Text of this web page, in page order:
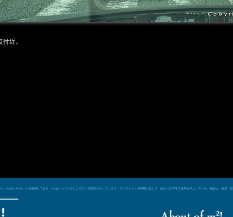
近。
、Google Analytics を使用しており、Google シグナルによるデータ収集を行っています。ウェブサイトの利用にあたり、然るべき手段で使用を停止していない場合は、使用、